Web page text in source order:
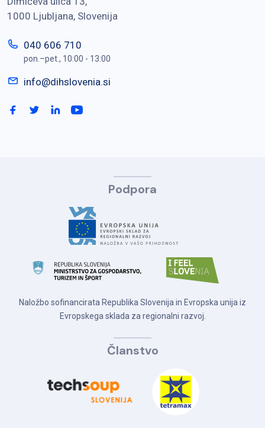
1000 Ljubljana, Slovenija
040 606 710
pon.–pet., 10:00 - 13:00
info@dihslovenia.si
Podpora
Naložbo sofinancirata Republika Slovenija in Evropska unija iz
Evropskega sklada za regionalni razvoj.
Članstvo